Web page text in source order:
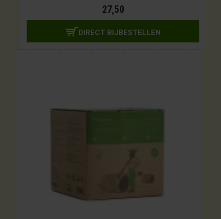
27,50
DIRECT BIJBESTELLEN